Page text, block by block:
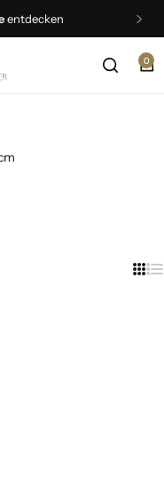
entdecken
0